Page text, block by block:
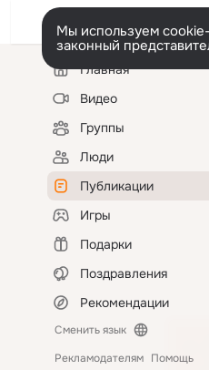
Мы используем
законный
Левая
колонкаГлавная
Видео
Группы
Люди
Публикации
Игры
Подарки
Поздравления
Рекомендации
Сменить язык
Рекламодателям Помощь